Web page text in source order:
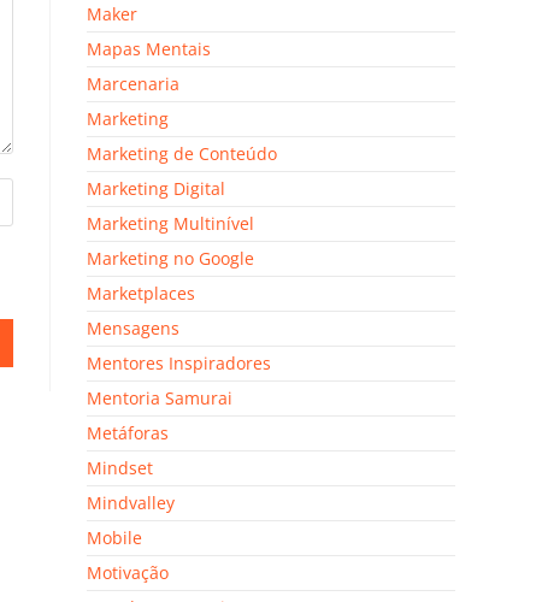
Maker
Mapas Mentais
Marcenaria
Marketing
Marketing de Conteúdo
Marketing Digital
Marketing Multinível
Marketing no Google
Marketplaces
Mensagens
Mentores Inspiradores
Mentoria Samurai
Metáforas
Mindset
Mindvalley
Mobile
Motivação